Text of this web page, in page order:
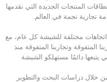
المنتجات الجديدة التي نقدمها
تجارية نجمة في العالم.
اتجاهات مختلفة للشيشة كل عام، مع
المتفوقة وتجاربنا المتفوقة منذ
التي يتبعها دائمًا مستهلكو الشيشة
خلال دراسات البحث والتطوير